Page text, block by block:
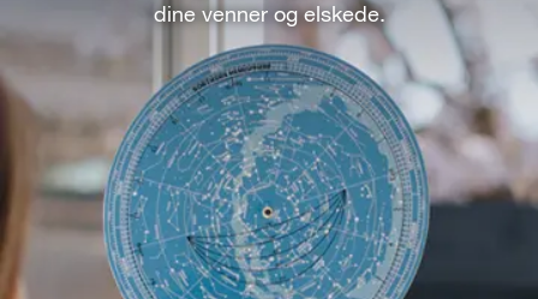
dine venner og elskede.